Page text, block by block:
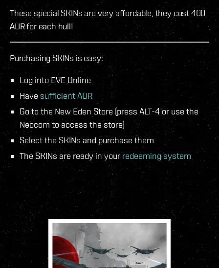
These special SKINs are very affordable, they cost 400
AUR for each hull!
Purchasing SKINs is easy:
Log into EVE Online
Havesufficient AUR
Go to the New Eden Store (press ALT-4 or use the
Neocom to access the store)
Select the SKINs and purchase them
The SKINs are ready in yourredeeming system